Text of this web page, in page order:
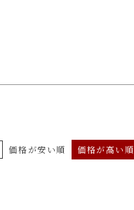
価格が安い順 価格が高い順